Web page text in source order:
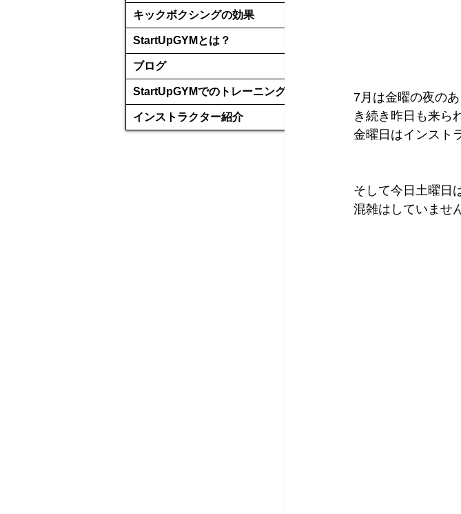
キックボクシングの効果
StartUpGYMとは？
ブログ
StartUpGYMでのトレーニング
インストラクター紹介
7月は金曜の夜の
き続き昨日も来ら
金曜日はインスト
そして今日土曜日
混雑はしていませ